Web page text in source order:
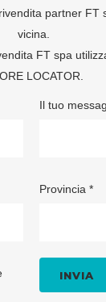
partner FT
vicina.
FT spa
LOCATOR
Il tuo
Provincia *